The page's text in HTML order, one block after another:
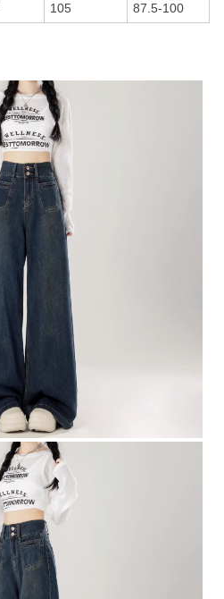
105 87.5-100